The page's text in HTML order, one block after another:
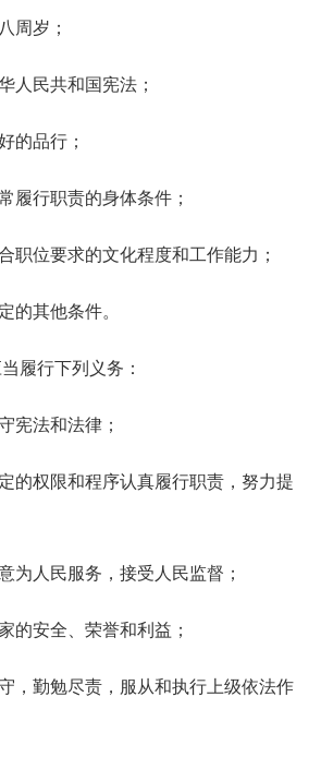
岁；
民共和国宪法；
品行；
行职责的身体条件；
位要求的文化程度和工作能力；
其他条件。
履行下列义务：
法和法律；
权限和程序认真履行职责，努力提
人民服务，接受人民监督；
安全、荣誉和利益；
勤勉尽责，服从和执行上级依法作